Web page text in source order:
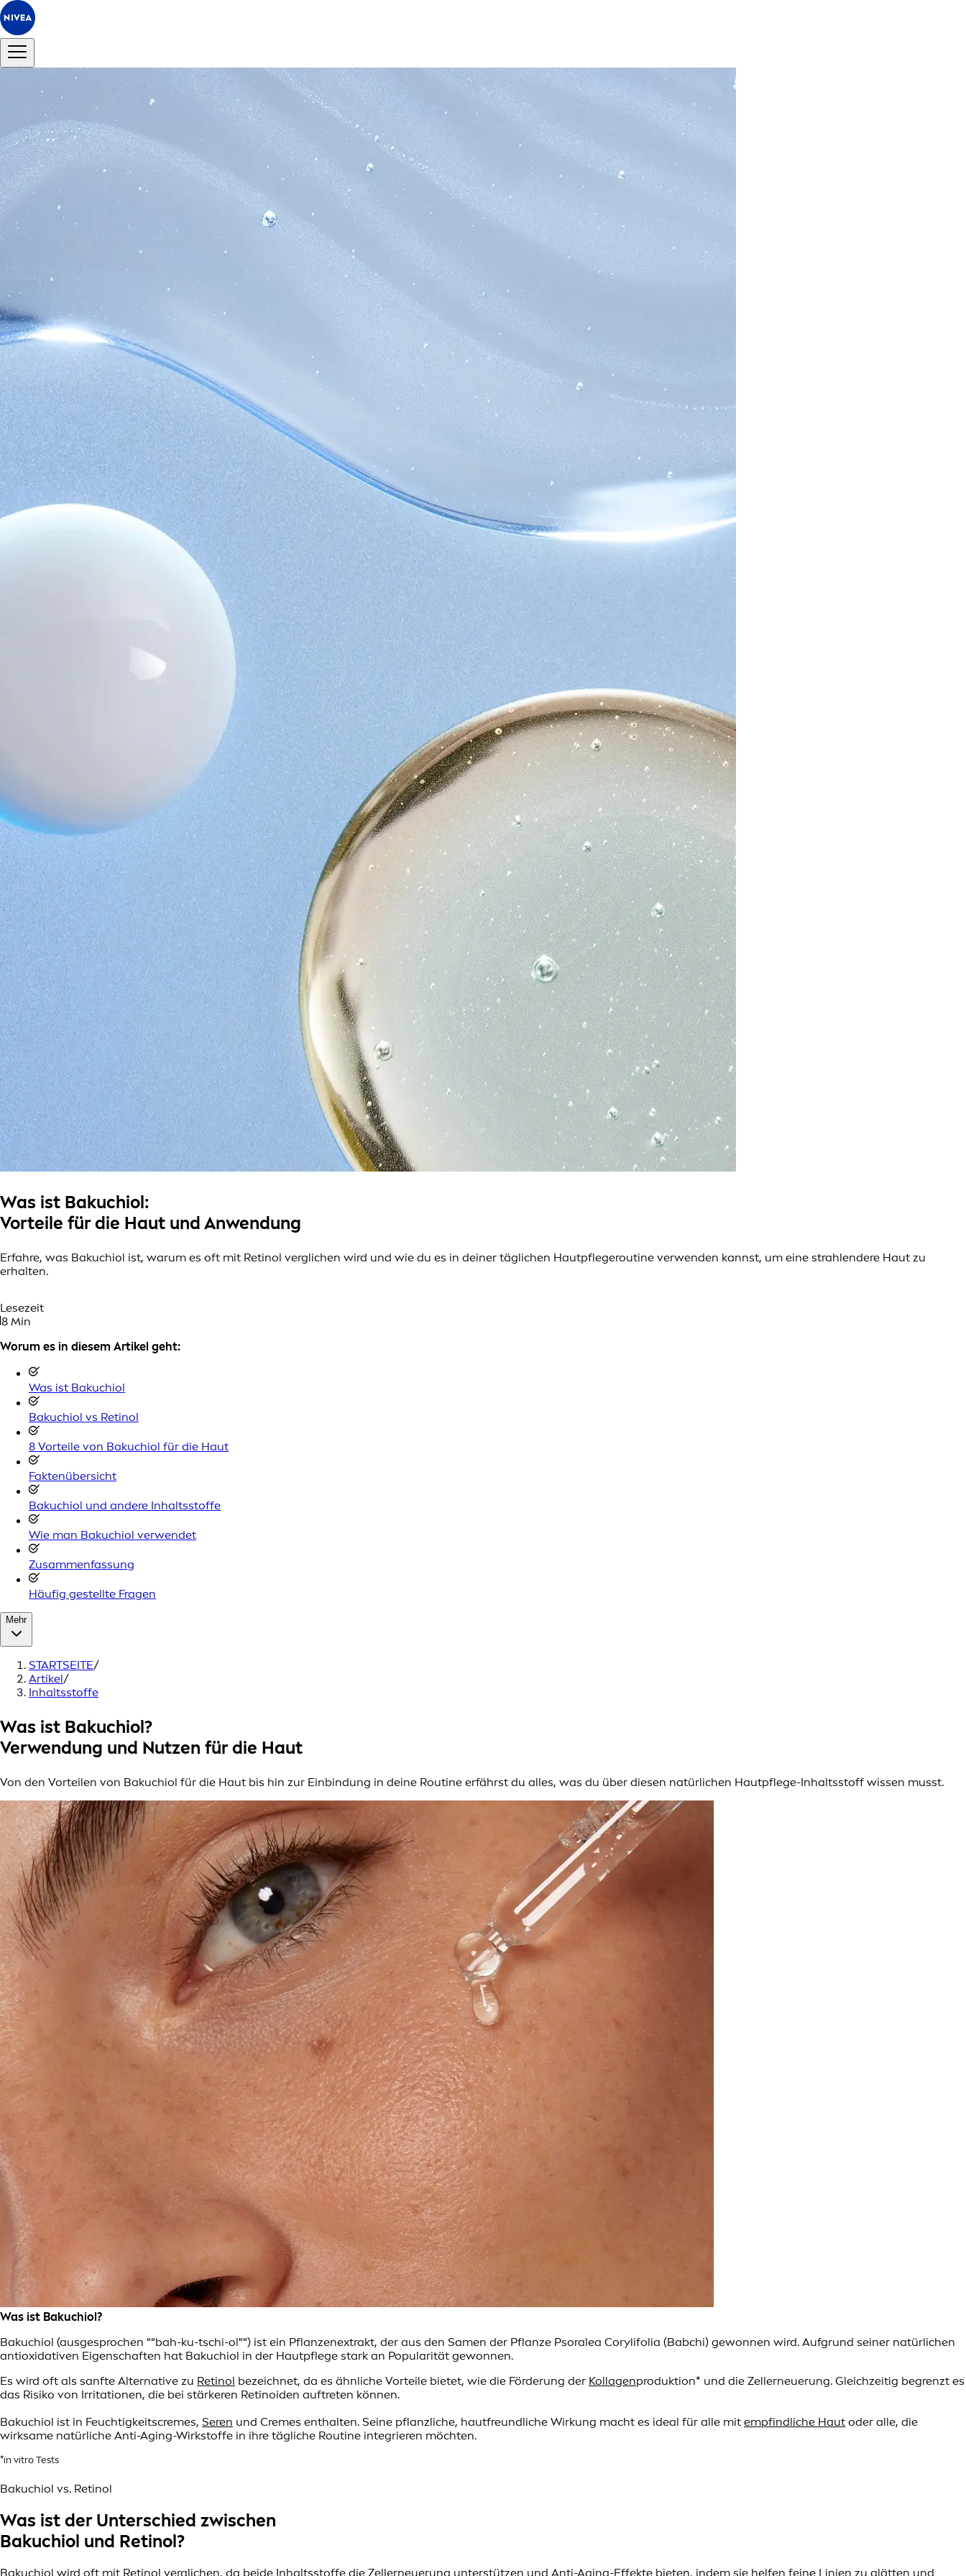
Was ist Bakuchiol:
Vorteile für die Haut und Anwendung
Erfahre, was Bakuchiol ist, warum es oft mit Retinol verglichen wird und wie du es in deiner täglichen Hautpflegeroutine verwenden kannst, um eine strahlendere Haut zu
erhalten.
Lesezeit
8 Min
Worum es in diesem Artikel geht:
Was ist Bakuchiol
Bakuchiol vs Retinol
8 Vorteile von Bakuchiol für die Haut
Faktenübersicht
Bakuchiol und andere Inhaltsstoffe
Wie man Bakuchiol verwendet
Zusammenfassung
Häufig gestellte Fragen
Mehr
STARTSEITE/
Artikel/
Inhaltsstoffe
Was ist Bakuchiol?
Verwendung und Nutzen für die Haut
Von den Vorteilen von Bakuchiol für die Haut bis hin zur Einbindung in deine Routine erfährst du alles, was du über diesen natürlichen Hautpflege-Inhaltsstoff wissen musst.
Was ist Bakuchiol?
Bakuchiol (ausgesprochen ""bah-ku-tschi-ol"") ist ein Pflanzenextrakt, der aus den Samen der Pflanze Psoralea Corylifolia (Babchi) gewonnen wird. Aufgrund seiner natürlichen
antioxidativen Eigenschaften hat Bakuchiol in der Hautpflege stark an Popularität gewonnen.
Es wird oft als sanfte Alternative zu Retinol bezeichnet, da es ähnliche Vorteile bietet, wie die Förderung der Kollagenproduktion* und die Zellerneuerung. Gleichzeitig begrenzt es
das Risiko von Irritationen, die bei stärkeren Retinoiden auftreten können.
Bakuchiol ist in Feuchtigkeitscremes, Seren und Cremes enthalten. Seine pflanzliche, hautfreundliche Wirkung macht es ideal für alle mit empfindliche Haut oder alle, die
wirksame natürliche Anti-Aging-Wirkstoffe in ihre tägliche Routine integrieren möchten.
*in vitro Tests
Bakuchiol vs. Retinol
Was ist der Unterschied zwischen
Bakuchiol und Retinol?
Bakuchiol wird oft mit Retinol verglichen, da beide Inhaltsstoffe die Zellerneuerung unterstützen und Anti-Aging-Effekte bieten, indem sie helfen feine Linien zu glätten und